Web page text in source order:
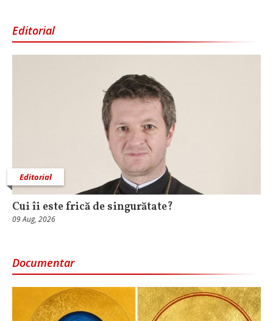
Editorial
Editorial
Cui îi este frică de singurătate?
09 Aug, 2026
Documentar